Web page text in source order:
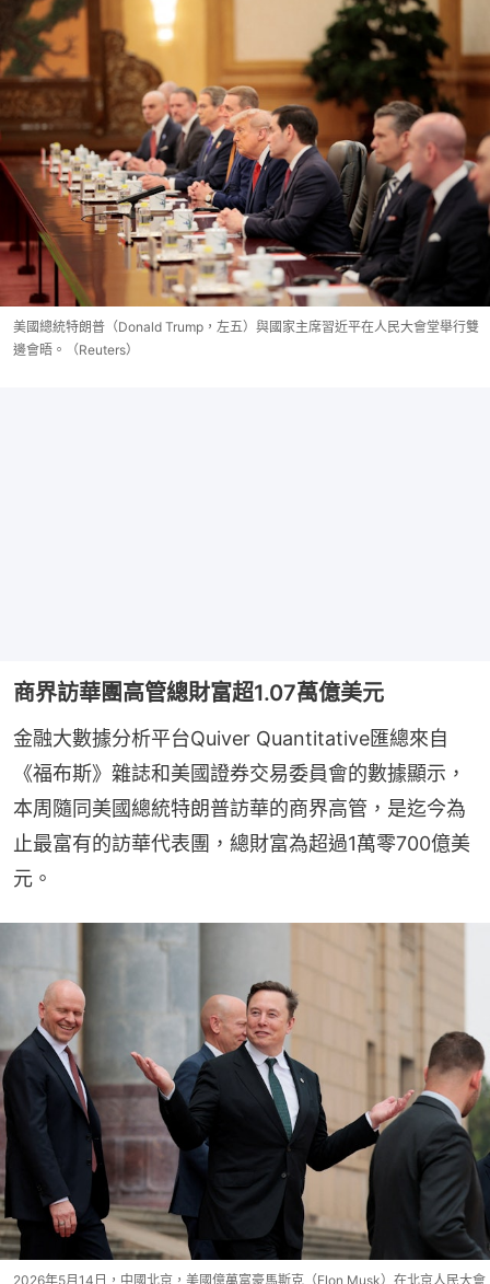
美國總統特朗普（Donald Trump，左五）與國家主席習近平在人民大會堂舉行雙
邊會晤。（Reuters）
商界訪華團高管總財富超1.07萬億美元
金融大數據分析平台Quiver Quantitative匯總來自
《福布斯》雜誌和美國證券交易委員會的數據顯示，
本周隨同美國總統特朗普訪華的商界高管，是迄今為
止最富有的訪華代表團，總財富為超過1萬零700億美
元。
2026年5月14日，中國北京，美國億萬富豪馬斯克（Elon Musk）在北京人民大會